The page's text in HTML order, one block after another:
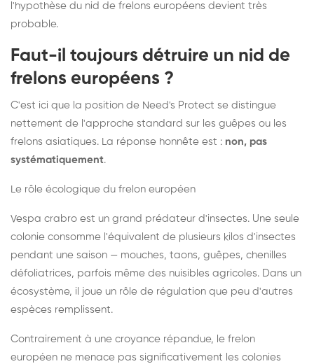
l'hypothèse du nid de frelons européens devient très
probable.
Faut-il toujours détruire un nid de
frelons européens ?
C'est ici que la position de Need's Protect se distingue
nettement de l'approche standard sur les guêpes ou les
frelons asiatiques. La réponse honnête est : non, pas
systématiquement.
Le rôle écologique du frelon européen
Vespa crabro est un grand prédateur d'insectes. Une seule
colonie consomme l'équivalent de plusieurs kilos d'insectes
pendant une saison — mouches, taons, guêpes, chenilles
défoliatrices, parfois même des nuisibles agricoles. Dans un
écosystème, il joue un rôle de régulation que peu d'autres
espèces remplissent.
Contrairement à une croyance répandue, le frelon
européen ne menace pas significativement les colonies